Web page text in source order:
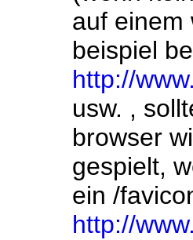
auf einem
beispiel
http://
usw. ,
browser
gespielt,
ein /
http://